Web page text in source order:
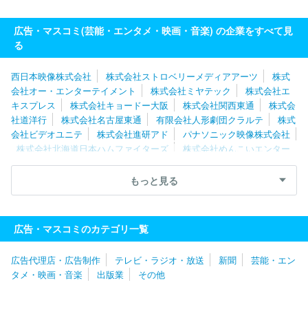
式会社ｄｒａｗｉｚ
ＡＡ ＭＯＶＩＥ株式会社
株式会社文化工
房
株式会社プラスミック・シーエフピー
株式会社テレビマンユ
ニオン
広告・マスコミ(芸能・エンタメ・映画・音楽) の企業をすべて見
る
西日本映像株式会社 株式会社ストロベリーメディアアーツ
株式
会社オー・エンターテイメント
株式会社ミヤテック
株式会社エ
キスプレス
株式会社キョードー大阪 株式会社関西東通
株式会
社道洋行
株式会社名古屋東通 有限会社人形劇団クラルテ
株式
会社ビデオユニテ
株式会社進研アド
パナソニック映像株式会社
株式会社北海道日本ハムファイターズ
株式会社めんこいエンター
プライズ
株式会社わらび座
株式会社ソニー・ミュージックエン
株式会社ユーフィールド
株式会社バンダイナム
コフィルムワークス
リトルスタジオインク株式会社
株式会社エネット
株式会社ジー
ズ・コーポレーション
株式会社ｄｒａｗｉｚ
会社ダイジョブス
株式会社デジタルエッグ
株式会社二番工房
四季株式会社
株式会社サンライズプロモーション
もっと見る
広告・マスコミのカテゴリ一覧
広告代理店・広告制作 テレビ・ラジオ・放送 新聞
芸能・エン
タメ・映画・音楽
出版業 その他